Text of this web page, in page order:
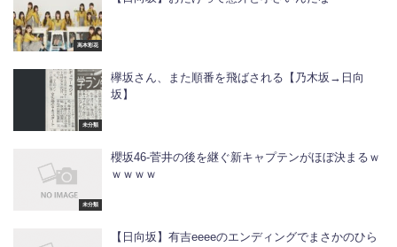
高本彩花
未分類
欅坂さん、また順番を飛ばされる【乃木坂→日向
坂】
未分類
櫻坂46-菅井の後を継ぐ新キャプテンがほぼ決まるｗ
ｗｗｗｗ
【日向坂】有吉eeeeのエンディングでまさかのひら